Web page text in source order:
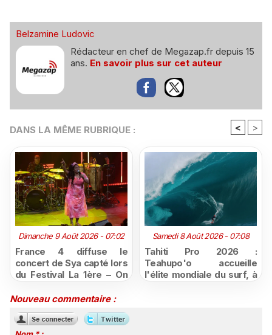
Belzamine Ludovic
Rédacteur en chef de Megazap.fr depuis 15
ans. En savoir plus sur cet auteur
DANS LA MÊME RUBRIQUE : < >
Dimanche 9 Août 2026 - 07:02
France 4 diffuse le
concert de Sya capté lors
du Festival La 1ère – On
Samedi 8 Août 2026 - 07:08
Tahiti Pro 2026 :
Teahupo'o accueille
l'élite mondiale du surf, à
Nouveau commentaire :